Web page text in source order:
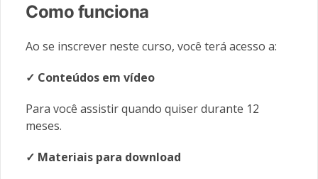
Como funciona
Ao se inscrever neste curso, você terá acesso a:
✓ Conteúdos em vídeo
Para você assistir quando quiser durante 12
meses.
✓ Materiais para download